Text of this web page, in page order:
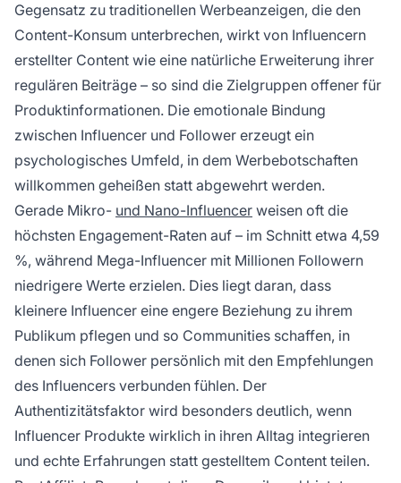
Gegensatz zu traditionellen Werbeanzeigen, die den
Content-Konsum unterbrechen, wirkt von Influencern
erstellter Content wie eine natürliche Erweiterung ihrer
regulären Beiträge – so sind die Zielgruppen offener für
Produktinformationen. Die emotionale Bindung
zwischen Influencer und Follower erzeugt ein
psychologisches Umfeld, in dem Werbebotschaften
willkommen geheißen statt abgewehrt werden.
Gerade Mikro- und Nano-Influencer weisen oft die
höchsten Engagement-Raten auf – im Schnitt etwa 4,59
%, während Mega-Influencer mit Millionen Followern
niedrigere Werte erzielen. Dies liegt daran, dass
kleinere Influencer eine engere Beziehung zu ihrem
Publikum pflegen und so Communities schaffen, in
denen sich Follower persönlich mit den Empfehlungen
des Influencers verbunden fühlen. Der
Authentizitätsfaktor wird besonders deutlich, wenn
Influencer Produkte wirklich in ihren Alltag integrieren
und echte Erfahrungen statt gestelltem Content teilen.